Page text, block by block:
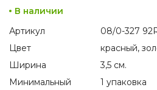
В наличии
Артикул
08/0-327
Цвет
красный,
Ширина
3,5 см.
Минимальный
1 упаковка